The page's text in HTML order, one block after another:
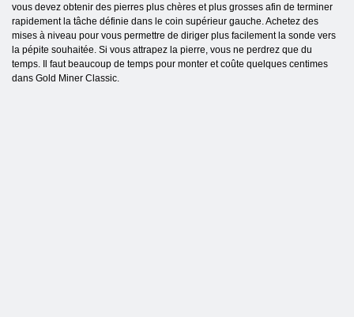
vous devez obtenir des pierres plus chères et plus grosses afin de terminer
rapidement la tâche définie dans le coin supérieur gauche. Achetez des
mises à niveau pour vous permettre de diriger plus facilement la sonde vers
la pépite souhaitée. Si vous attrapez la pierre, vous ne perdrez que du
temps. Il faut beaucoup de temps pour monter et coûte quelques centimes
dans Gold Miner Classic.